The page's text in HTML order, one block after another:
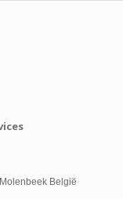
België